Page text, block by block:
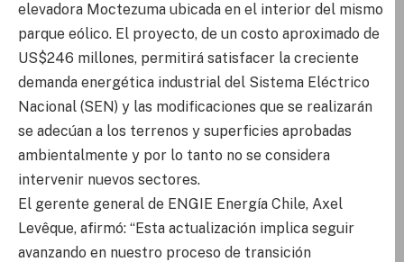
elevadora Moctezuma ubicada en el interior del mismo
parque eólico. El proyecto, de un costo aproximado de
US$246 millones, permitirá satisfacer la creciente
demanda energética industrial del Sistema Eléctrico
Nacional (SEN) y las modificaciones que se realizarán
se adecúan a los terrenos y superficies aprobadas
ambientalmente y por lo tanto no se considera
intervenir nuevos sectores.
El gerente general de ENGIE Energía Chile, Axel
Levêque, afirmó: “Esta actualización implica seguir
avanzando en nuestro proceso de transición